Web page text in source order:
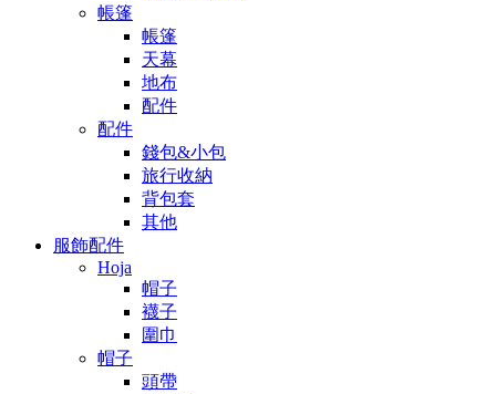
帳篷
帳篷
天幕
地布
配件
配件
錢包&小包
旅行收納
背包套
其他
服飾配件
Hoja
帽子
襪子
圍巾
帽子
頭帶